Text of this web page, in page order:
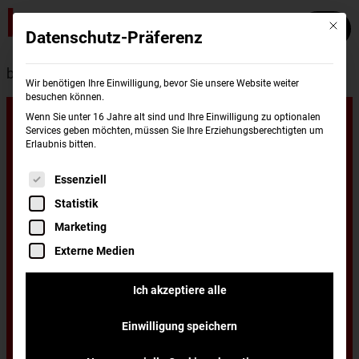
burgerme
Unsere
Standorte in
Koblenz
Du wohnst in Koblenz und hast Lust auf einen
Mit
Datenschutz-Präferenz
Wir benötigen Ihre Einwilligung, bevor Sie unsere Website weiter
besuchen können.
Wenn Sie unter 16 Jahre alt sind und Ihre Einwilligung zu optionalen
Services geben möchten, müssen Sie Ihre Erziehungsberechtigten um
Erlaubnis bitten.
Es folgt eine Liste der Service-Gruppen, für
Essenziell
Statistik
Marketing
Externe Medien
Ich akzeptiere alle
Einwilligung speichern